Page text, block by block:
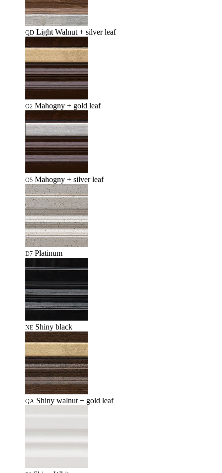
QD Light Walnut + silver leaf
O2 Mahogny + gold leaf
O5 Mahogny + silver leaf
D7 Platinum
NE Shiny black
QA Shiny walnut + gold leaf